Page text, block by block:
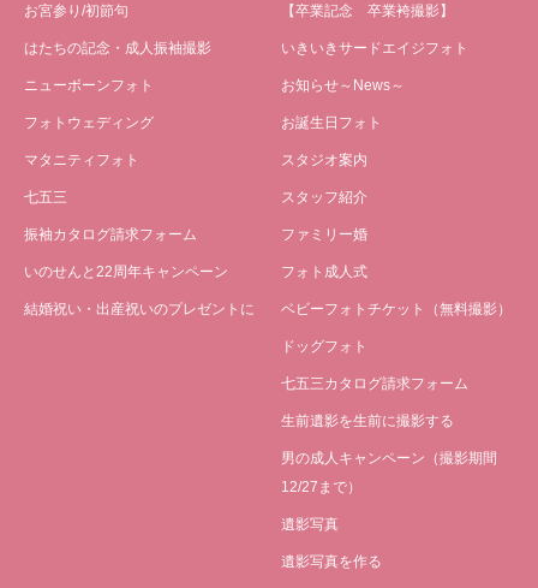
お宮参り/初節句
はたちの記念・成人振袖撮影
ニューボーンフォト
フォトウェディング
マタニティフォト
七五三
振袖カタログ請求フォーム
いのせんと22周年キャンペーン
結婚祝い・出産祝いのプレゼントに
【卒業記念 卒業袴撮影】
いきいきサードエイジフォト
お知らせ～News～
お誕生日フォト
スタジオ案内
スタッフ紹介
ファミリー婚
フォト成人式
ベビーフォトチケット（無料撮影）
ドッグフォト
七五三カタログ請求フォーム
生前遺影を生前に撮影する
男の成人キャンペーン（撮影期間
12/27まで）
遺影写真
遺影写真を作る